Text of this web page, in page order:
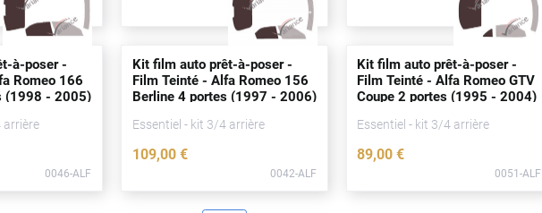
0047-ALF 0044-ALF
à-poser -
Romeo 166
(1998 - 2005)
arrière
0046-ALF
Kit film auto prêt-à-poser -
Film Teinté - Alfa Romeo 156
Berline 4 portes(1997 - 2006)
Essentiel - kit 3/4 arrière
109,00 €
0042-ALF
Kit film auto prêt-à-poser -
Film Teinté - Alfa Romeo GTV
Coupe 2portes (1995 - 2004)
Essentiel - kit 3/4 arrière
89,00 €
0051-ALF